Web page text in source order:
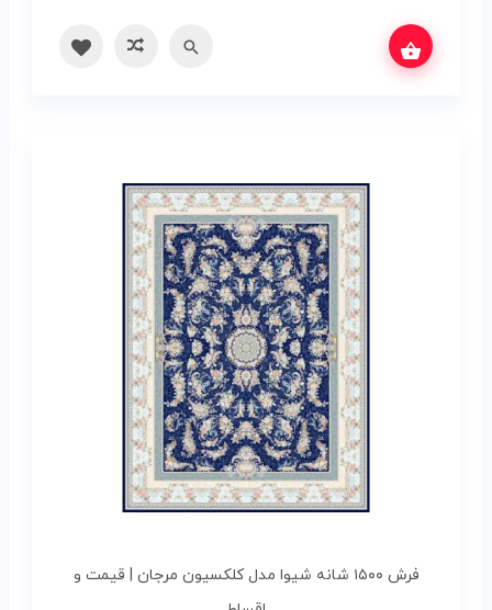
مقایسه
فرش ۱۵۰۰ شانه شیوا مدل کلکسیون مرجان | قیمت و